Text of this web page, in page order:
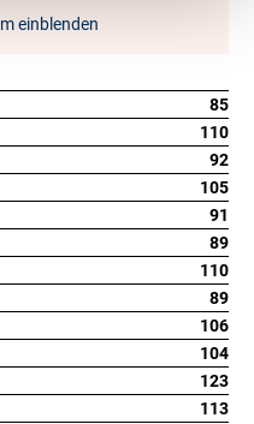
einblenden
85
110
92
105
91
89
110
89
106
104
123
113